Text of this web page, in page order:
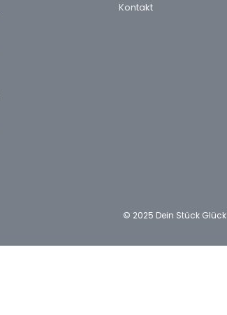
Kontakt
© 2025 Dein Stück Glück